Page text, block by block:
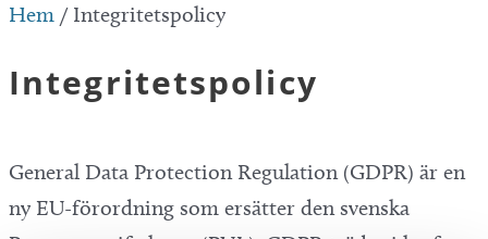
Hem / Integritetspolicy
Integritetspolicy
General Data Protection Regulation (GDPR) är en
ny EU-förordning som ersätter den svenska